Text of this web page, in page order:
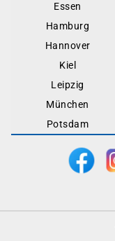
Essen
Hamburg
Hannover
Kiel
Leipzig
München
Potsdam